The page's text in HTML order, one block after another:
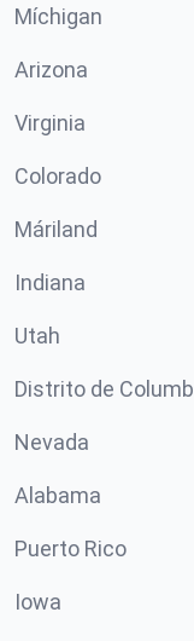
Míchigan
Arizona
Virginia
Colorado
Máriland
Indiana
Utah
Distrito de
Nevada
Alabama
Puerto Rico
Iowa